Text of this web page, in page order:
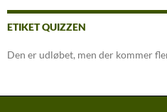
ETIKET QUIZZEN
Den er udløbet, men der kommer